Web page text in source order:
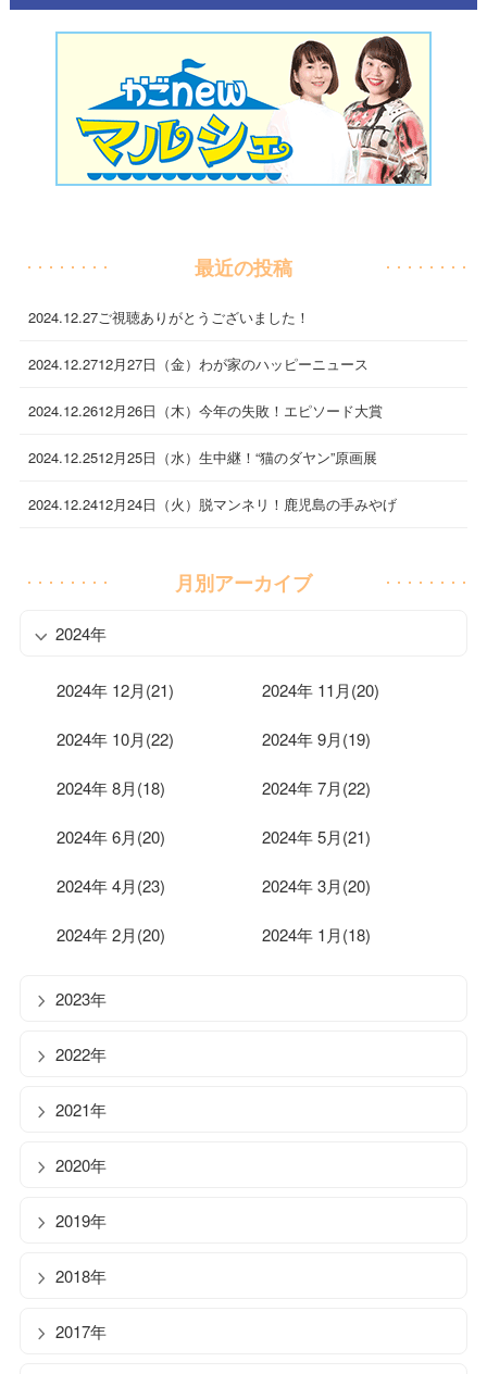
最近の投稿
2024.12.27ご視聴ありがとうございました！
2024.12.2712月27日（金）わが家のハッピーニュース
2024.12.2612月26日（木）今年の失敗！エピソード大賞
2024.12.2512月25日（水）生中継！“猫のダヤン”原画展
2024.12.2412月24日（火）脱マンネリ！鹿児島の手みやげ
月別アーカイブ
2024年
2024年 12月(21) 2024年 11月(20)
2024年 10月(22) 2024年 9月(19)
2024年 8月(18) 2024年 7月(22)
2024年 6月(20) 2024年 5月(21)
2024年 4月(23) 2024年 3月(20)
2024年 2月(20) 2024年 1月(18)
2023年
2022年
2021年
2020年
2019年
2018年
2017年